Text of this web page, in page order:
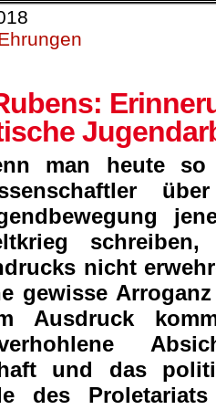
man heute
nicht
gewisse
Ausdruck
und das
des